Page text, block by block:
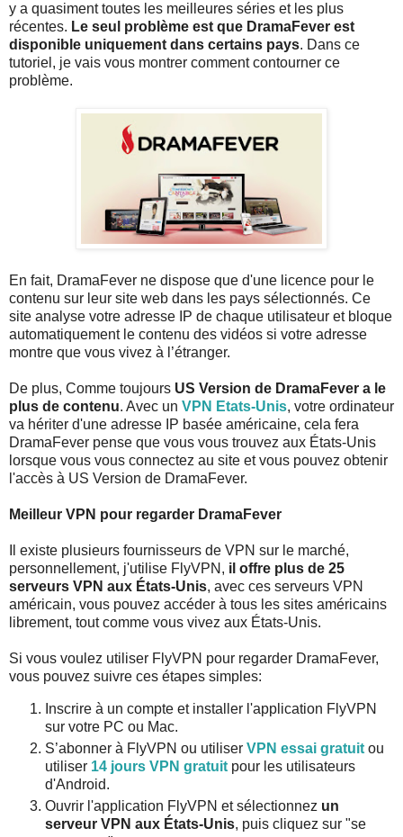
y a quasiment toutes les meilleures séries et les plus
récentes. Le seul problème est que DramaFever est
disponible uniquement dans certains pays. Dans ce
tutoriel, je vais vous montrer comment contourner ce
problème.
En fait, DramaFever ne dispose que d'une licence pour le
contenu sur leur site web dans les pays sélectionnés. Ce
site analyse votre adresse IP de chaque utilisateur et bloque
automatiquement le contenu des vidéos si votre adresse
montre que vous vivez à l’étranger.
De plus, Comme toujours US Version de DramaFever a le
plus de contenu. Avec un VPN Etats-Unis, votre ordinateur
va hériter d'une adresse IP basée américaine, cela fera
DramaFever pense que vous vous trouvez aux États-Unis
lorsque vous vous connectez au site et vous pouvez obtenir
l'accès à US Version de DramaFever.
Meilleur VPN pour regarder DramaFever
Il existe plusieurs fournisseurs de VPN sur le marché,
personnellement, j'utilise FlyVPN, il offre plus de 25
serveurs VPN aux États-Unis, avec ces serveurs VPN
américain, vous pouvez accéder à tous les sites américains
librement, tout comme vous vivez aux États-Unis.
Si vous voulez utiliser FlyVPN pour regarder DramaFever,
vous pouvez suivre ces étapes simples:
Inscrire à un compte et installer l'application FlyVPN
sur votre PC ou Mac.
S’abonner à FlyVPN ou utiliser VPN essai gratuit ou
utiliser 14 jours VPN gratuit pour les utilisateurs
d'Android.
Ouvrir l'application FlyVPN et sélectionnez un
serveur VPN aux États-Unis, puis cliquez sur "se